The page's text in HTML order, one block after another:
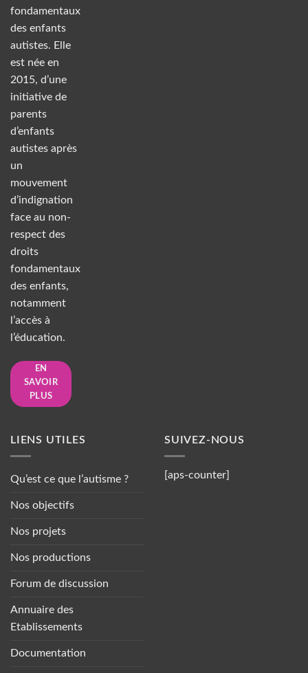
fondamentaux
des enfants
autistes. Elle
est née en
2015, d’une
initiative de
parents
d’enfants
autistes après
un
mouvement
d’indignation
face au non-
respect des
droits
fondamentaux
des enfants,
notamment
l’accès à
l’éducation.
EN
SAVOIR
PLUS
LIENS UTILES
Qu’est ce que l’autisme ?
Nos objectifs
Nos projets
Nos productions
Forum de discussion
Annuaire des
Etablissements
Documentation
SUIVEZ-NOUS
[aps-counter]